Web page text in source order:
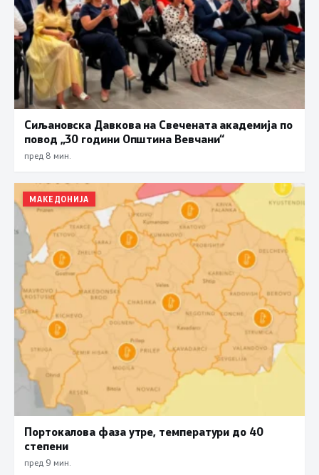
Сиљановска Давкова на Свечената академија по
повод „30 години Општина Вевчани“
пред 8 мин.
МАКЕДОНИЈА
Портокалова фаза утре, температури до 40
степени
пред 9 мин.